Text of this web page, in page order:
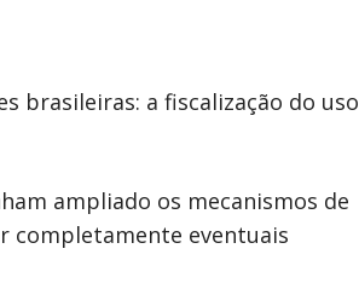
brasileiras: a fiscalização do uso
ampliado os mecanismos de
completamente eventuais